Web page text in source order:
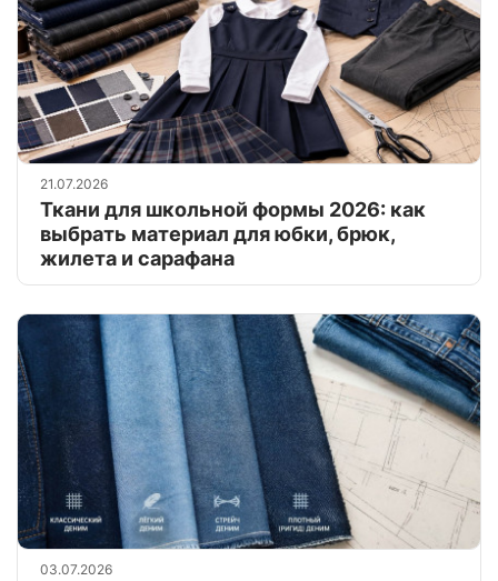
21.07.2026
Ткани для школьной формы 2026: как
выбрать материал для юбки, брюк,
жилета и сарафана
03.07.2026